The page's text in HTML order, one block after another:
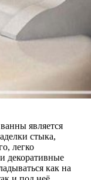
является
стыка,
легко
декоративные
как на